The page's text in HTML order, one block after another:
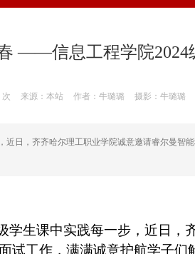
——信息工程学院2024
次 来源：本站 作者：牛璐璐 摄影：牛璐璐
日，齐齐哈尔理工职业学院诚意邀请睿尔曼智
学生课中实践每一步，近日，
工作，满满诚意护航学子们